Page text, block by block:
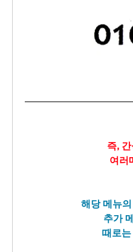
즉,
여러
해당 메뉴
추가
때로